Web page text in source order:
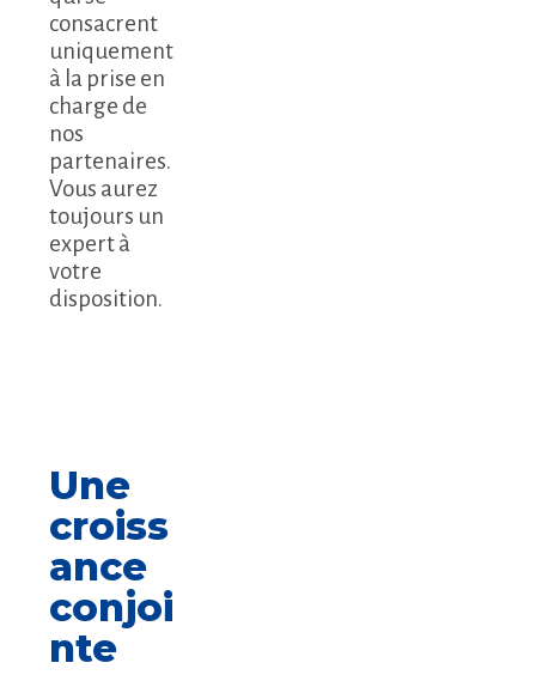
consacrent
uniquement
à la prise en
charge de
nos
partenaires.
Vous aurez
toujours un
expert à
votre
disposition.
Une
croiss
ance
conjoi
nte